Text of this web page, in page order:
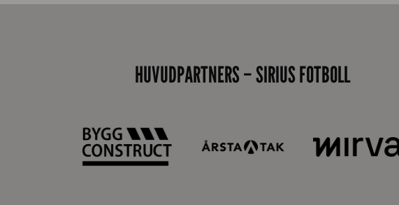
HUVUDPARTNERS – SIRIUS FOTBOLL